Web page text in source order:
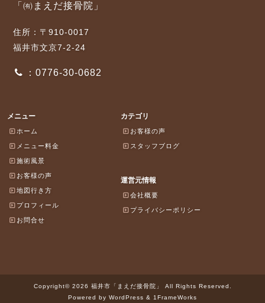
「㈲まえだ接骨院」
住所：〒910-0017
福井市文京7-2-24
：0776-30-0682
メニュー
ホーム
メニュー料金
施術風景
お客様の声
地図行き方
プロフィール
お問合せ
カテゴリ
お客様の声
スタッフブログ
運営元情報
会社概要
プライバシーポリシー
Copyright© 2026 福井市「まえだ接骨院」 All Rights Reserved.
Powered by WordPress & 1FrameWorks